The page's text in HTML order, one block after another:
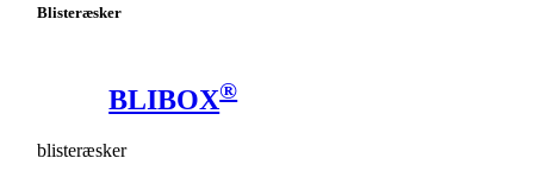
Blisteræsker
BLIBOX®
blisteræsker